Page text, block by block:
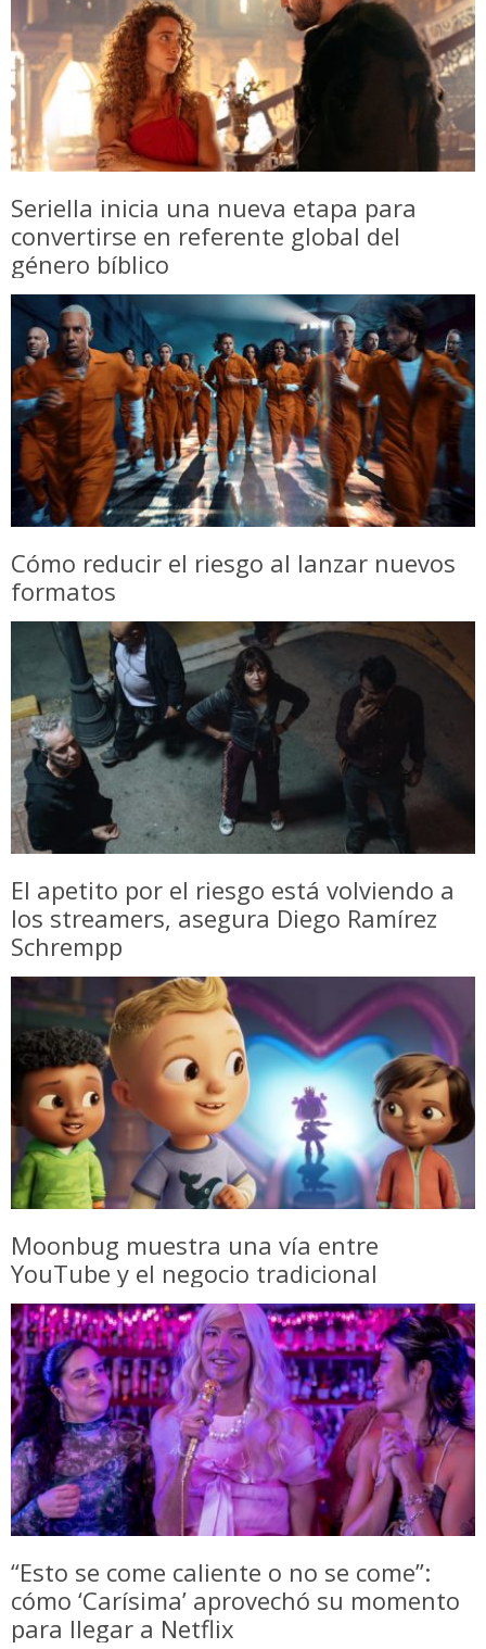
Seriella inicia una nueva etapa para
convertirse en referente global del
género bíblico
Cómo reducir el riesgo al lanzar nuevos
formatos
El apetito por el riesgo está volviendo a
los streamers, asegura Diego Ramírez
Schrempp
Moonbug muestra una vía entre
YouTube y el negocio tradicional
“Esto se come caliente o no se come”:
cómo ‘Carísima’ aprovechó su momento
para llegar a Netflix